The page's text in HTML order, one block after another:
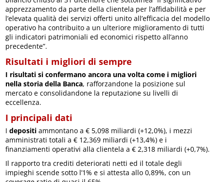
apprezzamento da parte della clientela per l’affidabilità e per
l’elevata qualità dei servizi offerti unito all’efficacia del modello
operativo ha contribuito a un ulteriore miglioramento di tutti
gli indicatori patrimoniali ed economici rispetto all’anno
precedente”.
Risultati i migliori di sempre
I risultati si confermano ancora una volta come i migliori
nella storia della Banca, rafforzandone la posizione sul
mercato e consolidandone la reputazione su livelli di
eccellenza.
I principali dati
Idepositi ammontano a € 5,098 miliardi (+12,0%), i mezzi
amministrati totali a € 12,369 miliardi (+13,4%) e i
finanziamenti operativi alla clientela a € 2,318 miliardi (+0,7%).
Il rapporto tra crediti deteriorati netti ed il totale degli
impieghi scende sotto l’1% e si attesta allo 0,89%, con un